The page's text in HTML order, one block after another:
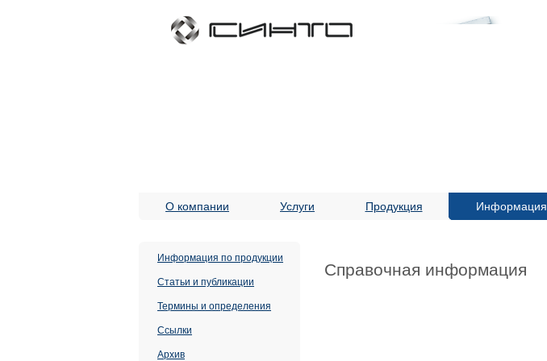
О компании Услуги Продукция Информация
Информация по продукции
Статьи и публикации
Термины и определения
Ссылки
Архив
Справочная информация